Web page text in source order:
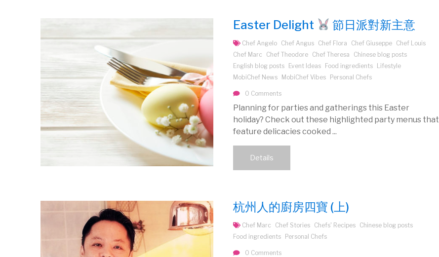
Easter Delight 節日派對新主意
Chef Angelo Chef Angus Chef Flora Chef Giuseppe Chef Louis
Chef Marc
Chef Theodore Chef Theresa
Chinese blog posts
English blog posts Event Ideas Food ingredients Lifestyle
MobiChef News MobiChef Vibes Personal Chefs
0 Comments
Planning for parties and gatherings this Easter
holiday? Check out these highlighted party menus that
feature delicacies cooked ...
Details
杭州人的廚房四寶 (上)
Chef Marc Chef Stories Chefs' Recipes Chinese blog posts
Food ingredients
Personal Chefs
0 Comments